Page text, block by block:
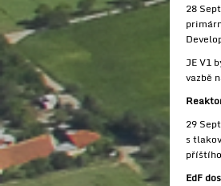
28
JE V1
vazbě
29
s
EdF